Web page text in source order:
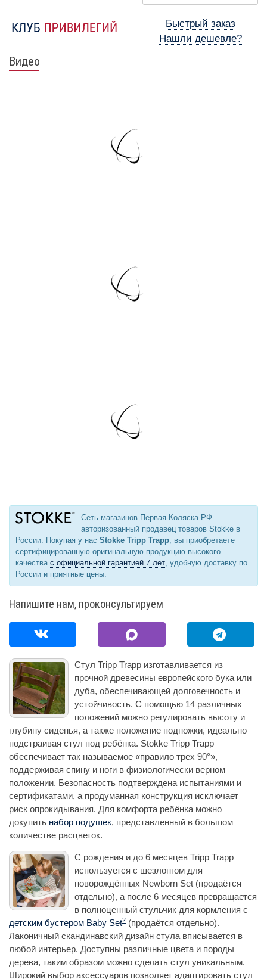
Быстрый заказ
Нашли дешевле?
Видео
Сеть магазинов Первая-Коляска.РФ –
авторизованный продавец товаров Stokke в
России. Покупая у нас Stokke Tripp Trapp, вы приобретаете
сертифицированную оригинальную продукцию высокого
качества с официальной гарантией 7 лет, удобную доставку по
России и приятные цены.
Напишите нам, проконсультируем
Стул Tripp Trapp изготавливается из
прочной древесины европейского бука или
дуба, обеспечивающей долговечность и
устойчивость. С помощью 14 различных
положений можно регулировать высоту и
глубину сиденья, а также положение подножки, идеально
подстраивая стул под ребёнка. Stokke Tripp Trapp
обеспечивает так называемое «правило трех 90°»,
поддерживая спину и ноги в физиологически верном
положении. Безопасность подтверждена испытаниями и
сертификатами, а продуманная конструкция исключает
риск опрокидывания. Для комфорта ребёнка можно
докупить набор подушек, представленный в большом
количестве расцветок.
С рождения и до 6 месяцев Tripp Trapp
используется с шезлонгом для
новорождённых Newborn Set (продаётся
отдельно), а после 6 месяцев превращается
в полноценный стульчик для кормления с
детским бустером Baby Set2 (продаётся отдельно).
Лаконичный скандинавский дизайн стула вписывается в
любой интерьер. Доступны различные цвета и породы
дерева, таким образом можно сделать стул уникальным.
Широкий выбор аксессуаров позволяет адаптировать стул